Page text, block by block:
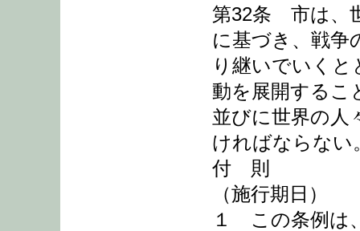
第32条 市は、
に基づき、戦争
り継いでいくと
動を展開するこ
並びに世界の人
ければならない
付 則
（施行期日）
１ この条例は